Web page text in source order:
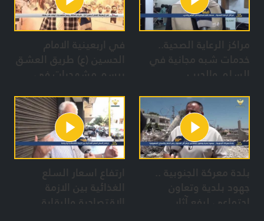
مراكز الرعاية الصحية..
خدمات شبه مجانية في
السلم والحرب
في اربعينية الامام
الحسين (ع) طريق العشق
يرسم مشهديات في
بلدة معركة الجنوبية ..
جهود بلدية وتعاون
إجتماعي لرفع آثار
ارتفاع اسعار السلع
الغذائية بين الازمة
الاقتصادية والرقابة